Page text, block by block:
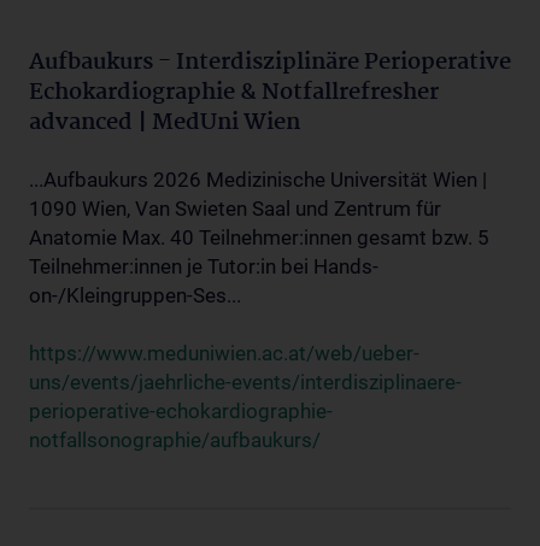
Aufbaukurs - Interdisziplinäre Perioperative
Echokardiographie & Notfallrefresher
advanced | MedUni Wien
...Aufbaukurs 2026 Medizinische Universität Wien |
1090 Wien, Van Swieten Saal und Zentrum für
Anatomie Max. 40 Teilnehmer:innen gesamt bzw. 5
Teilnehmer:innen je Tutor:in bei Hands-
on-/Kleingruppen-Ses...
https://www.meduniwien.ac.at/web/ueber-
uns/events/jaehrliche-events/interdisziplinaere-
perioperative-echokardiographie-
notfallsonographie/aufbaukurs/